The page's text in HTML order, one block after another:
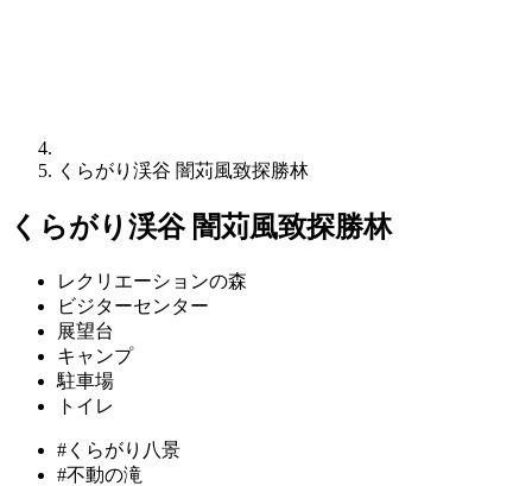
くらがり渓谷 闇苅風致探勝林
くらがり渓谷 闇苅風致探勝林
レクリエーションの森
ビジターセンター
展望台
キャンプ
駐車場
トイレ
#くらがり八景
#不動の滝